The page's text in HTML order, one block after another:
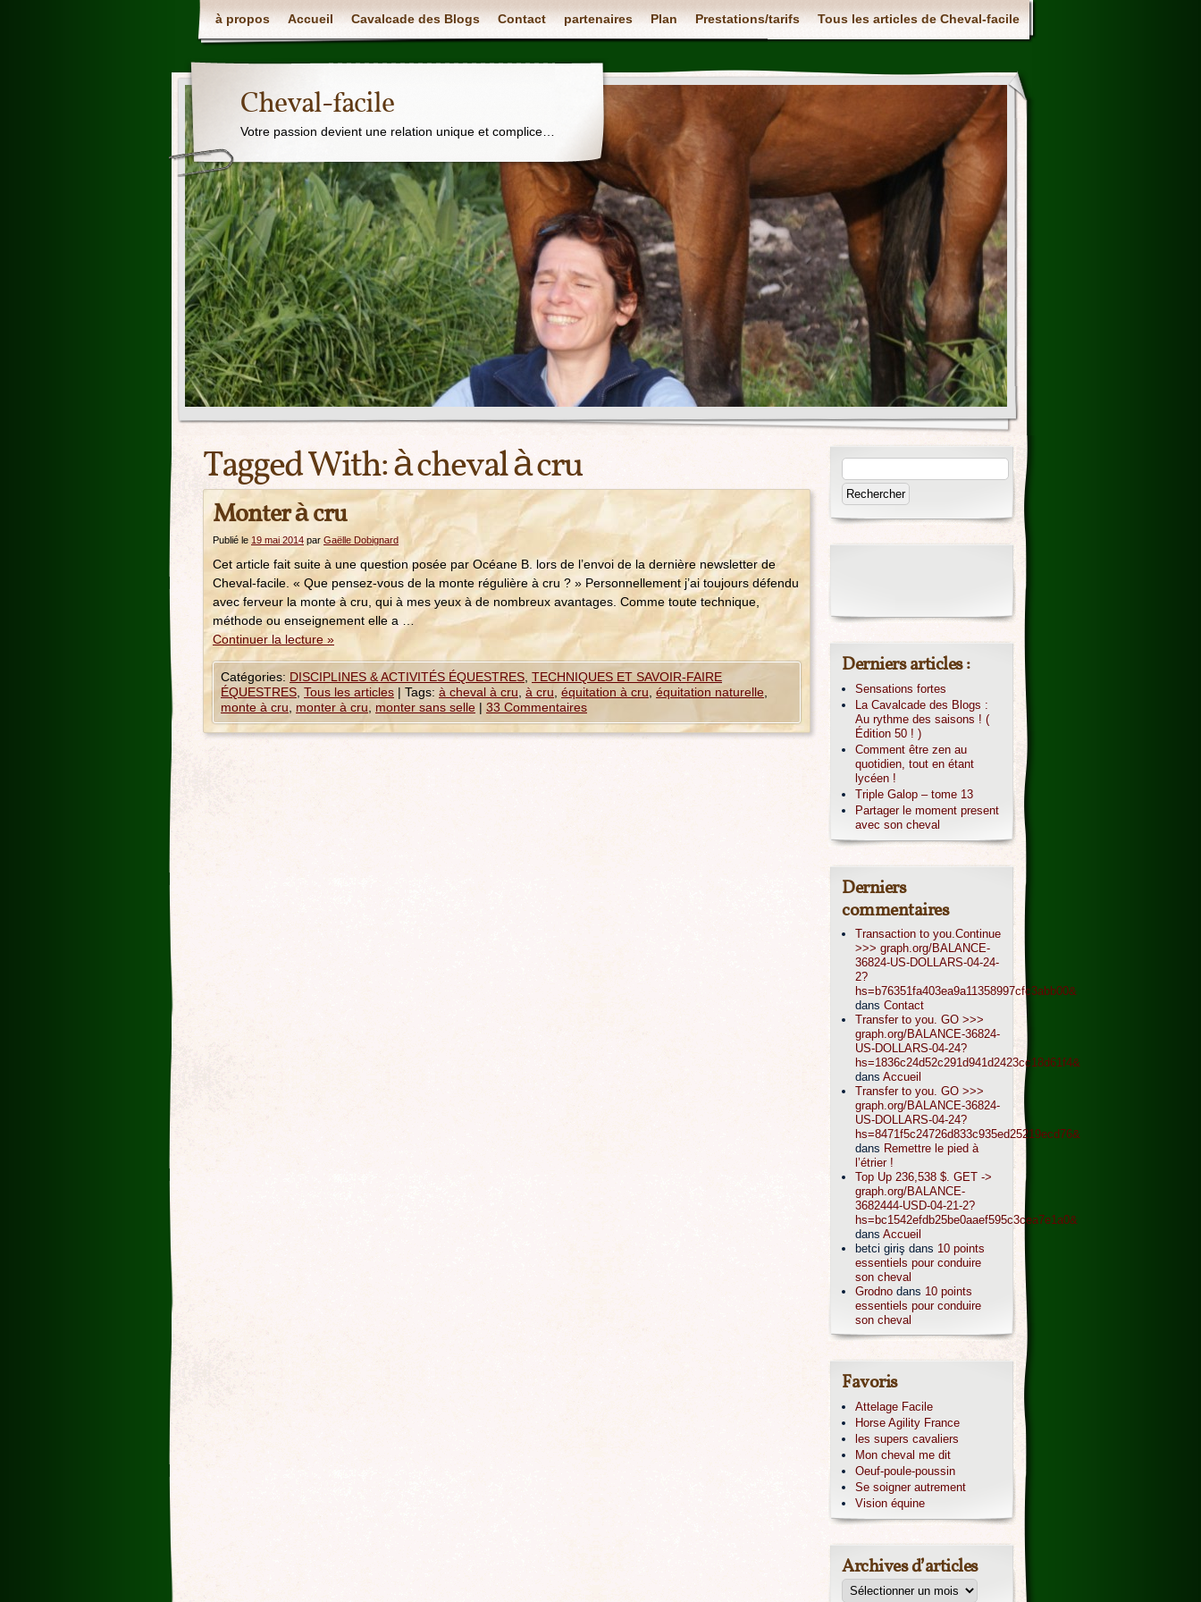
à propos Accueil Cavalcade des Blogs Contact partenaires Plan Prestations/tarifs Tous les articles de Cheval-facile
Cheval-facile
Votre passion devient une relation unique et complice…
Tagged With:à cheval à cru
Monter à cru
Publié le 19 mai 2014 par Gaëlle Dobignard
Cet article fait suite à une question posée par Océane B. lors de l’envoi de la dernière newsletter de
Cheval-facile. « Que pensez-vous de la monte régulière à cru ? » Personnellement j’ai toujours défendu
avec ferveur la monte à cru, qui à mes yeux à de nombreux avantages. Comme toute technique,
méthode ou enseignement elle a …
Continuer la lecture »
Catégories: DISCIPLINES & ACTIVITÉS ÉQUESTRES TECHNIQUES ET SAVOIR-FAIRE
ÉQUESTRES Tous les articles | Tags: à cheval à cru à cru équitation à cru équitation naturelle
monte à cru
monter à cru monter sans selle | 33 Commentaires
Derniers articles :
Sensations fortes
La Cavalcade des Blogs :
Au rythme des saisons ! (
Édition 50 ! )
Comment être zen au
quotidien, tout en étant
lycéen !
Triple Galop – tome 13
Partager le moment present
avec son cheval
Derniers
commentaires
Transaction to you.Continue
>>> graph.org/BALANCE-
36824-US-DOLLARS-04-24-
2?
hs=b76351fa403ea9a11358997cfc3abb00&
dans Contact
Transfer to you. GO >>>
graph.org/BALANCE-36824-
US-DOLLARS-04-24?
hs=1836c24d52c291d941d2423cc18d61f4&
dans Accueil
Transfer to you. GO >>>
graph.org/BALANCE-36824-
US-DOLLARS-04-24?
hs=8471f5c24726d833c935ed25219ecd76&
dans Remettre le pied à
l’étrier !
Top Up 236,538 $. GET ->
graph.org/BALANCE-
3682444-USD-04-21-2?
hs=bc1542efdb25be0aaef595c3cea7e1a0&
dans Accueil
betci giriş dans 10 points
essentiels pour conduire
son cheval
Grodno dans 10 points
essentiels pour conduire
son cheval
Favoris
Attelage Facile
Horse Agility France
les supers cavaliers
Mon cheval me dit
Oeuf-poule-poussin
Se soigner autrement
Vision équine
Archives d’articles